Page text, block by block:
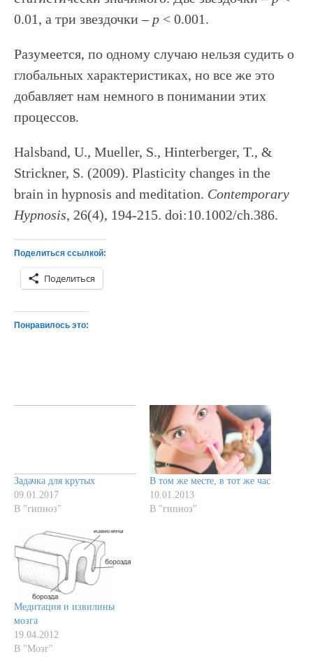
0.01, а три звездочки – p < 0.001.
Разумеется, по одному случаю нельзя судить о
глобальных характеристиках, но все же это
добавляет нам немного в понимании этих
процессов.
Halsband, U., Mueller, S., Hinterberger, T., &
Strickner, S. (2009). Plasticity changes in the
brain in hypnosis and meditation. Contemporary
Hypnosis, 26(4), 194-215. doi:10.1002/ch.386.
Поделиться ссылкой:
Поделиться
Понравилось это:
Задачка для крутых
09.01.2017
В "гипноз"
В том же месте, в тот же час
10.01.2013
В "гипноз"
Медитация и извилины
мозга
19.04.2012
В "Мозг"